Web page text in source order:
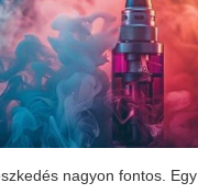
nagyon fontos.